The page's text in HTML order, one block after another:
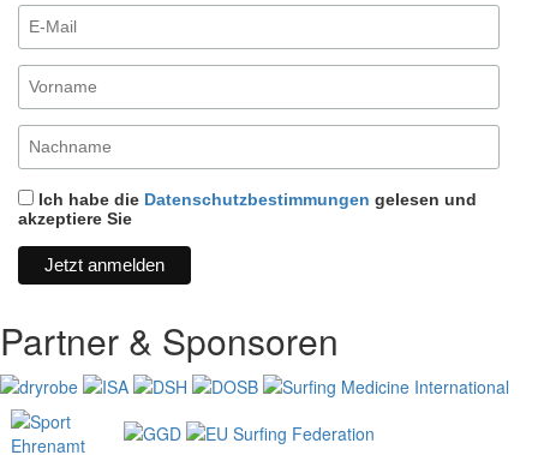
Ich habe die Datenschutzbestimmungen gelesen und
akzeptiere Sie
Partner & Sponsoren